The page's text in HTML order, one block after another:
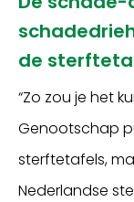
de
“Zo zou je het
Genootschap
sterftetafels,
Nederlandse